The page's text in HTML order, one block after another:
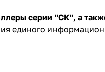
серии "СК", а
единого